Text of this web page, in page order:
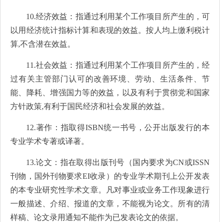
10.经济效益：指通过利用某个工作项目所产生的，可
以用经济统计指标计算和表现的效益。按人均上缴利税计
算,不含潜在效益。
11.社会效益：指通过利用某个工作项目所产生的，经
过有关主管部门认可的改善环境、劳动、生活条件、节
能、降耗、增强国力等的效益，以及有利于贯彻党和国家
方针政策,有利于国民经济和社会发展的效益。
12.著作：指取得ISBN统一书号，公开出版发行的本
专业学术专著或译著。
13.论文：指在取得出版刊号（国内要求为CN或ISSN
刊物，国外刊物要求EI收录）的专业学术期刊上公开发表
的本专业研究性学术文章。凡对事业或业务工作现象进行
一般描述、介绍、报道的文章，不能视为论文。所有的清
样稿、论文录用通知不能作为已发表论文的依据。